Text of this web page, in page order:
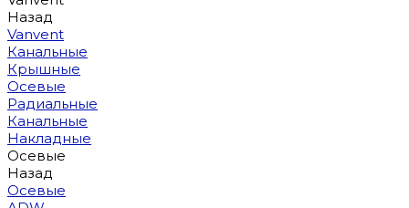
Назад
Vanvent
Канальные
Крышные
Осевые
Радиальные
Канальные
Накладные
Осевые
Назад
Осевые